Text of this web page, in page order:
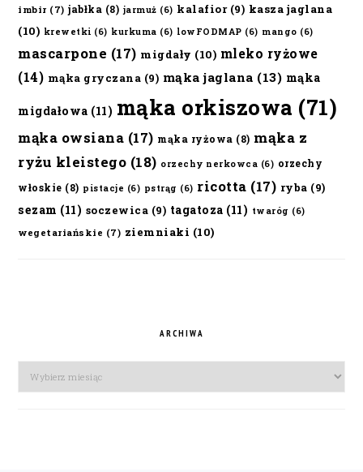
imbir (7) jabłka (8) jarmuż (6) kalafior(9) kasza jaglana
(10) krewetki (6) kurkuma (6) lowFODMAP (6) mango (6)
mascarpone (17) migdały (10) mleko ryżowe
(14) mąka gryczana (9) mąka jaglana (13) mąka
migdałowa (11) mąka orkiszowa (71)
mąka owsiana (17) mąka ryżowa (8) mąka z
ryżu kleistego (18) orzechy nerkowca (6) orzechy
włoskie (8) pistacje (6) pstrąg (6) ricotta (17) ryba (9)
sezam (11) soczewica (9) tagatoza (11) twaróg (6)
wegetariańskie (7) ziemniaki (10)
ARCHIWA
Archiwa